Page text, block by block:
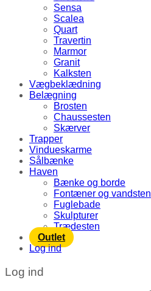
Sensa
Scalea
Quart
Travertin
Marmor
Granit
Kalksten
Vægbeklædning
Belægning
Brosten
Chaussesten
Skærver
Trapper
Vindueskarme
Sålbænke
Haven
Bænke og borde
Fontæner og vandsten
Fuglebade
Skulpturer
Trædesten
Outlet
Log ind
Log ind